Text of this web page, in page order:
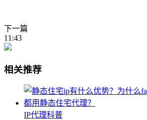
下一篇
11:43
相关推荐
IP代理科普